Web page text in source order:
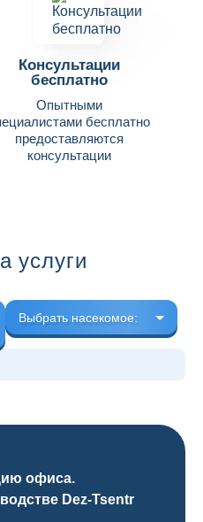
Консультации
бесплатно
Опытными
бесплатно
предоставляются
консультации
услуги
Выбрать насекомое: